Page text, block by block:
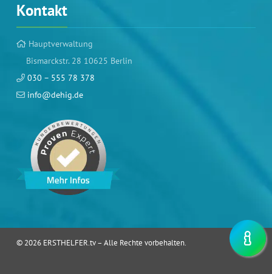
Kontakt
Hauptverwaltung
Bismarckstr. 28 10625 Berlin
030 – 555 78 378
info@dehig.de
© 2026 ERSTHELFER.tv – Alle Rechte vorbehalten.